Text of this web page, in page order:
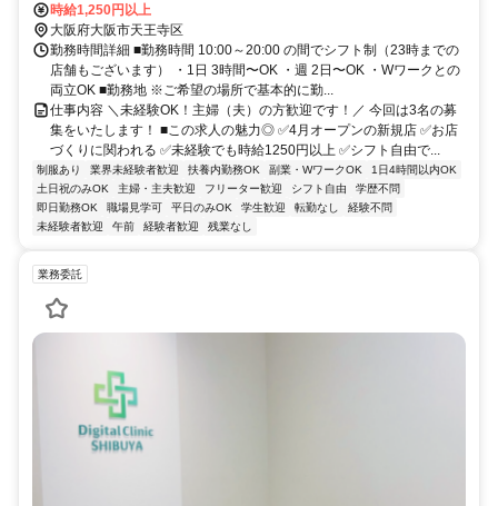
「谷町九丁目駅」徒歩4分 大阪市営谷町線「四天王寺前夕陽ケ丘駅」
徒歩11分
時給1,250円以上
大阪府大阪市天王寺区
勤務時間詳細 ■勤務時間 10:00～20:00 の間でシフト制（23時までの
店舗もございます） ・1日 3時間〜OK ・週 2日〜OK ・Wワークとの
両立OK ■勤務地 ※ご希望の場所で基本的に勤...
仕事内容 ＼未経験OK！主婦（夫）の方歓迎です！／ 今回は3名の募
集をいたします！ ■この求人の魅力◎ ✅4月オープンの新規店 ✅お店
づくりに関われる ✅未経験でも時給1250円以上 ✅シフト自由で...
制服あり 業界未経験者歓迎 扶養内勤務OK 副業・WワークOK
1日4時間以内OK
土日祝のみOK
主婦・主夫歓迎 フリーター歓迎 シフト自由
学歴不問
即日勤務OK
職場見学可 平日のみOK 学生歓迎 転勤なし
経験不問
未経験者歓迎
午前 経験者歓迎 残業なし
業務委託